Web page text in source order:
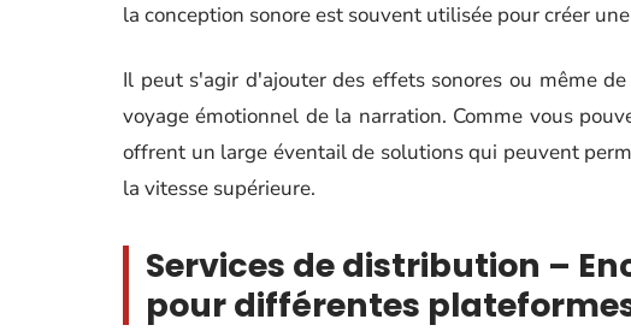
la conception sonore est souvent utilisée pour créer
Il peut s'agir d'ajouter des effets sonores ou même
voyage émotionnel de la narration. Comme vous
offrent un large éventail de solutions qui peuvent
la vitesse supérieure.
Services de distribution –
pour différentes